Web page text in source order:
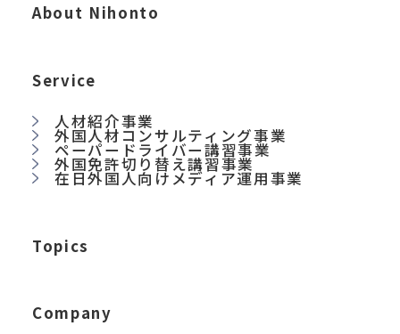
About Nihonto
Service
人材紹介事業
外国人材コンサルティング事業
ペーパードライバー講習事業
外国免許切り替え講習事業
在日外国人向けメディア運用事業
Topics
Company